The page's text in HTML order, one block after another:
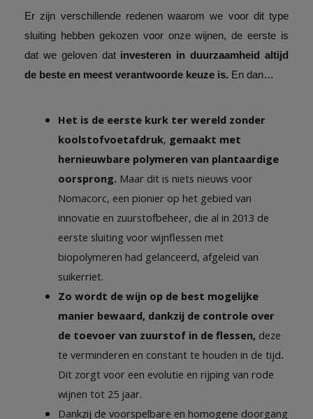
Er zijn verschillende redenen waarom we voor dit type
sluiting hebben gekozen voor onze wijnen, de eerste is
dat we geloven dat investeren in duurzaamheid altijd
de beste en meest verantwoorde keuze is. En dan…
Het is de eerste kurk ter wereld zonder
koolstofvoetafdruk, gemaakt met
hernieuwbare polymeren van plantaardige
oorsprong. Maar dit is niets nieuws voor
Nomacorc, een pionier op het gebied van
innovatie en zuurstofbeheer, die al in 2013 de
eerste sluiting voor wijnflessen met
biopolymeren had gelanceerd, afgeleid van
suikerriet.
Zo wordt de wijn op de best mogelijke
manier bewaard, dankzij de controle over
de toevoer van zuurstof in de flessen, deze
te verminderen en constant te houden in de tijd.
Dit zorgt voor een evolutie en rijping van rode
wijnen tot 25 jaar.
Dankzij de voorspelbare en homogene doorgang